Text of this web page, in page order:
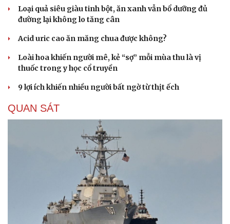
Loại quả siêu giàu tinh bột, ăn xanh vẫn bổ dưỡng đủ
đường lại không lo tăng cân
Acid uric cao ăn măng chua được không?
Loài hoa khiến người mê, kẻ “sợ” mỗi mùa thu là vị
thuốc trong y học cổ truyền
9 lợi ích khiến nhiều người bất ngờ từ thịt ếch
QUAN SÁT